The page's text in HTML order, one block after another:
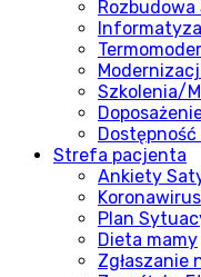
Rozbudowa
Szkolenia/
Dostępność
Strefa pacjenta
Ankiety
Koronawirus
Plan
Dieta mamy
Zgłaszanie